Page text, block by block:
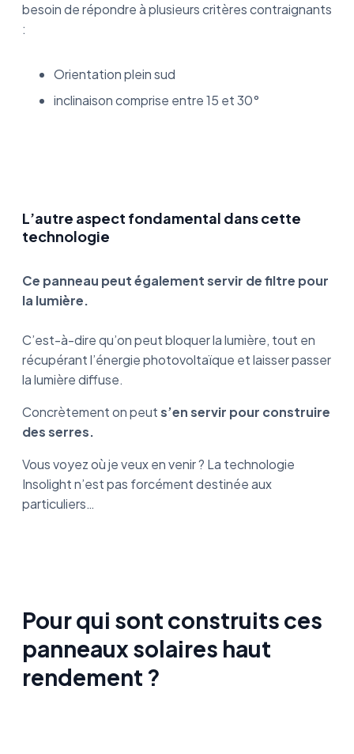
besoin de répondre à plusieurs critères contraignants
:
Orientation plein sud
inclinaison comprise entre 15 et 30°
L’autre aspect fondamental dans cette
technologie
Ce panneau peut également servir de filtre pour
la lumière.
C’est-à-dire qu’on peut bloquer la lumière, tout en
récupérant l’énergie photovoltaïque et laisser passer
la lumière diffuse.
Concrètement on peuts’en servir pour construire
des serres.
Vous voyez où je veux en venir ? La technologie
Insolight n’est pas forcément destinée aux
particuliers…
Pour qui sont construits ces
panneaux solaires haut
rendement ?